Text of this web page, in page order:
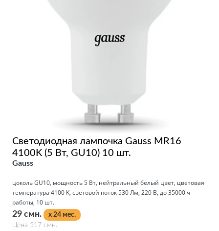
Светодиодная лампочка Gauss MR16
4100K (5 Вт, GU10) 10 шт.
Gauss
цоколь GU10, мощность 5 Вт, нейтральный белый цвет, цветовая
температура 4100 K, световой поток 530 Лм, 220 В, до 35000 ч
работы, 10 шт.
29 смн.
x 24 мес.
Цена 517 смн.